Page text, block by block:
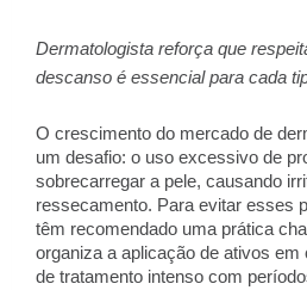
Dermatologista reforça que
descanso é essencial para cada
O crescimento do mercado de
um desafio: o uso excessivo de
sobrecarregar a pele, causando
ressecamento. Para evitar esses
têm recomendado uma prática
organiza a aplicação de ativos em
de tratamento intenso com